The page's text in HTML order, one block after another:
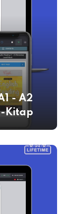
- A2
Kitap